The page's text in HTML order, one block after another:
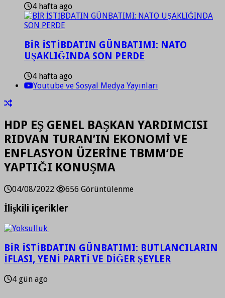
4 hafta ago
BİR İSTİBDATIN GÜNBATIMI: NATO
UŞAKLIĞINDA SON PERDE
4 hafta ago
Youtube ve Sosyal Medya Yayınları
HDP EŞ GENEL BAŞKAN YARDIMCISI
RIDVAN TURAN’IN EKONOMİ VE
ENFLASYON ÜZERİNE TBMM’DE
YAPTIĞI KONUŞMA
04/08/2022 656 Görüntülenme
İlişkili içerikler
BİR İSTİBDATIN GÜNBATIMI: BUTLANCILARIN
İFLASI, YENİ PARTİ VE DİĞER ŞEYLER
4 gün ago